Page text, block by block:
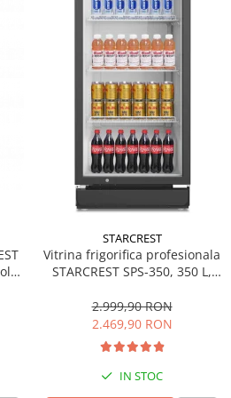
STARCREST
Vitrina frigorifica profesionala
STARCREST SPS-350, 350 L,
LED, H 194.5 cm, Negru
2.999,90 RON
2.469,90 RON
IN STOC